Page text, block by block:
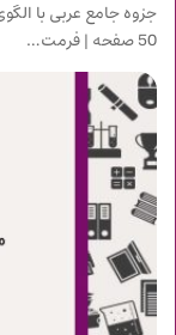
جزوه جامع عربی با
50 صفحه | فرمت…